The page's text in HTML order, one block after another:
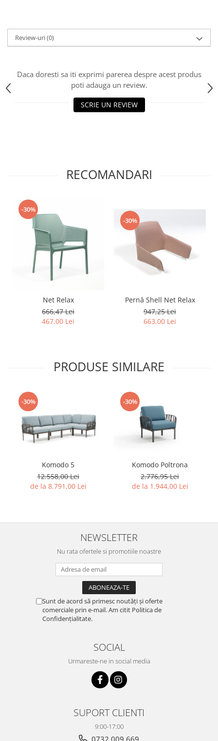
Review-uri(0)
Daca doresti sa iti exprimi parerea despre acest produs
poti adauga un review.
SCRIE UN REVIEW
RECOMANDARI
-30%
Net Relax
666,47 Lei
467,00 Lei
-30%
Pernă Shell Net Relax
947,25 Lei
663,00 Lei
PRODUSE SIMILARE
-30%
Komodo 5
12.558,00 Lei
de la 8.791,00 Lei
-30%
Komodo Poltrona
2.776,95 Lei
de la 1.944,00 Lei
NEWSLETTER
Nu rata ofertele si promotiile noastre
Sunt de acord să primesc noutăți și oferte
comerciale prin e-mail. Am citit Politica de
Confidențialitate.
SOCIAL
Urmareste-ne in social media
SUPORT CLIENTI
9:00-17:00